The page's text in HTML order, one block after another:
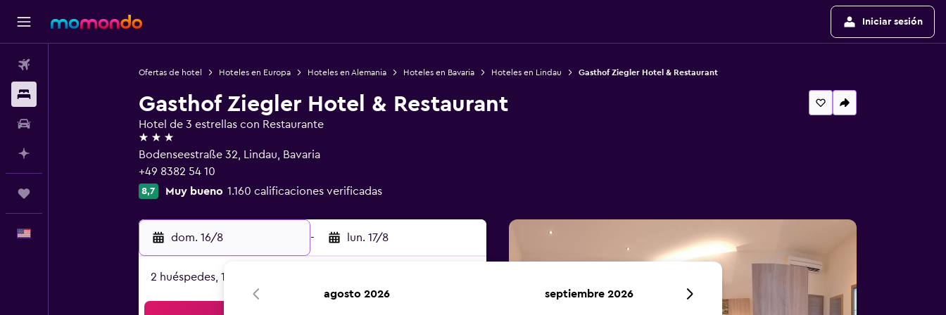
Iniciar sesión
Ofertas de hotel Hoteles en Europa Hoteles en Alemania Hoteles en Bavaria Hoteles en Lindau Gasthof Ziegler Hotel & Restaurant
Gasthof Ziegler Hotel & Restaurant
Hotel de 3 estrellas con Restaurante
3 estrellas
Bodenseestraße 32, Lindau, Bavaria
+49 8382 54 10
8,7 Muy bueno 1.160 calificaciones verificadas
dom. 16/8 - lun. 17/8
2 huéspedes, 1 habitación
agosto 2026 septiembre 2026